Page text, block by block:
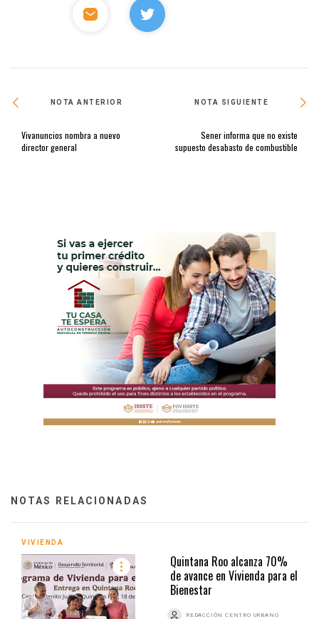
NOTA ANTERIOR
Vivanuncios nombra a nuevo
director general
NOTA SIGUIENTE
Sener informa que no existe
supuesto desabasto de combustible
NOTAS RELACIONADAS
VIVIENDA
Quintana Roo alcanza 70%
de avance en Vivienda para el
Bienestar
REDACCIÓN CENTRO URBANO